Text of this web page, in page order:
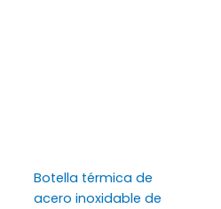
Botella térmica de
acero inoxidable de